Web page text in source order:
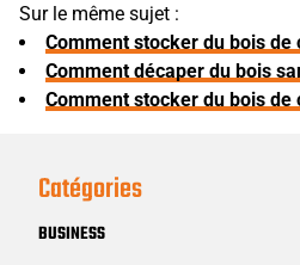
Sur le même sujet :
Comment stocker du bois
Comment décaper du bois
Comment stocker du bois de
Catégories
BUSINESS